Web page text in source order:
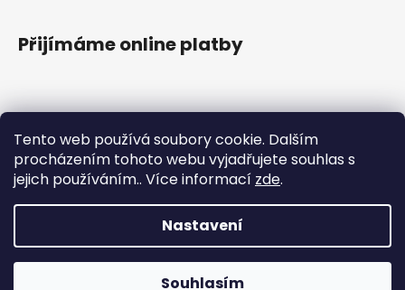
Tento web používá soubory cookie. Dalším
procházením tohoto webu vyjadřujete souhlas s
jejich používáním.. Více informací zde.
Nastavení
Souhlasím
Přijímáme online platby
Facebook
Vytvořil Shoptet